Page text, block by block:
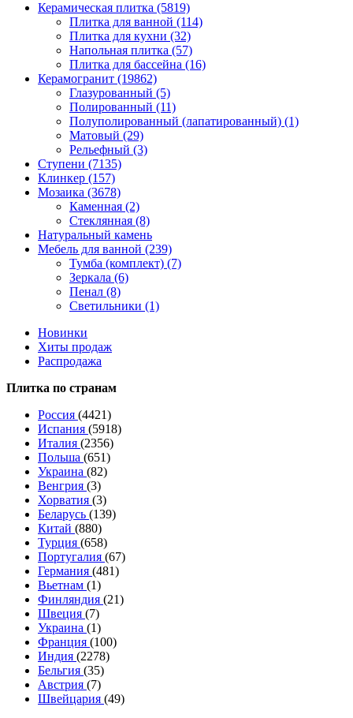
Керамическая плитка (5819)
Плитка для ванной (114)
Плитка для кухни (32)
Напольная плитка (57)
Плитка для бассейна (16)
Керамогранит (19862)
Глазурованный (5)
Полированный (11)
Полуполированный (лапатированный) (1)
Матовый (29)
Рельефный (3)
Ступени (7135)
Клинкер (157)
Мозаика (3678)
Каменная (2)
Стеклянная (8)
Натуральный камень
Мебель для ванной (239)
Тумба (комплект) (7)
Зеркала (6)
Пенал (8)
Светильники (1)
Новинки
Хиты продаж
Распродажа
Плитка по странам
Россия (4421)
Испания (5918)
Италия (2356)
Польша (651)
Украина (82)
Венгрия (3)
Хорватия (3)
Беларусь (139)
Китай (880)
Турция (658)
Португалия (67)
Германия (481)
Вьетнам (1)
Финляндия (21)
Швеция (7)
Украина (1)
Франция (100)
Индия (2278)
Бельгия (35)
Австрия (7)
Швейцария (49)